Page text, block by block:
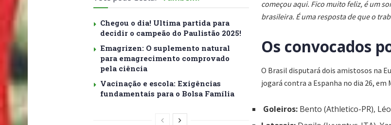
Chegou o dia! Ultima partida para
decidir o campeão do Paulistão 2025!
Emagrizen: O suplemento natural
para emagrecimento comprovado
pela ciência
Vacinação e escola: Exigências
fundamentais para o Bolsa Família
começou aqui. Fico muito feliz, é um
brasileira. É uma resposta de que o
Os convocados
O Brasil disputará dois amistosos na
jogará contra a Espanha no dia 26, em
Goleiros: Bento (Athletico-PR),